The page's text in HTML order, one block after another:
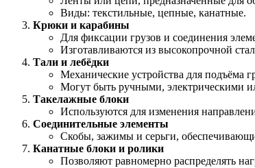
Виды: текстильные, цепные, канатные.
Крюки и карабины
Для фиксации грузов и соединения
Изготавливаются из высокопрочной
Тали и лебёдки
Механические устройства для подъёма
Могут быть ручными, электрическими
Такелажные блоки
Используются для изменения
Соединительные элементы
Скобы, зажимы и серьги,
Канатные блоки и ролики
Позволяют равномерно распределять